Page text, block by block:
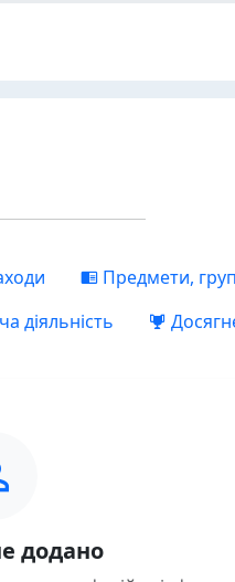
Предмети,
діяльність
додано